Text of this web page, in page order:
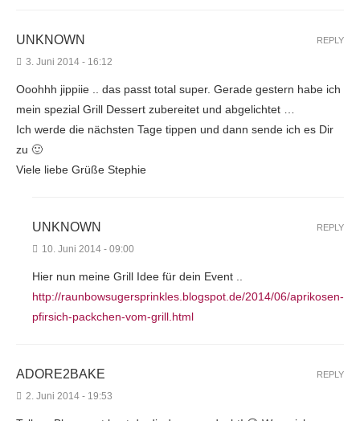
UNKNOWN
3. Juni 2014 - 16:12
Ooohhh jippiie .. das passt total super. Gerade gestern habe ich
mein spezial Grill Dessert zubereitet und abgelichtet …
Ich werde die nächsten Tage tippen und dann sende ich es Dir
zu 🙂
Viele liebe Grüße Stephie
REPLY
UNKNOWN
10. Juni 2014 - 09:00
Hier nun meine Grill Idee für dein Event ..
http://raunbowsugersprinkles.blogspot.de/2014/06/aprikosen-
pfirsich-packchen-vom-grill.html
REPLY
ADORE2BAKE
2. Juni 2014 - 19:53
REPLY